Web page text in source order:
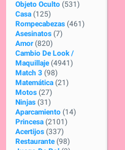
Objeto Oculto (531)
Casa (125)
Rompecabezas (461)
Asesinatos (7)
Amor (820)
Cambio De Look /
Maquillaje (4941)
Match 3 (98)
Matemática (21)
Motos (27)
Ninjas (31)
Aparcamiento (14)
Princesa (2101)
Acertijos (337)
Restaurante (98)